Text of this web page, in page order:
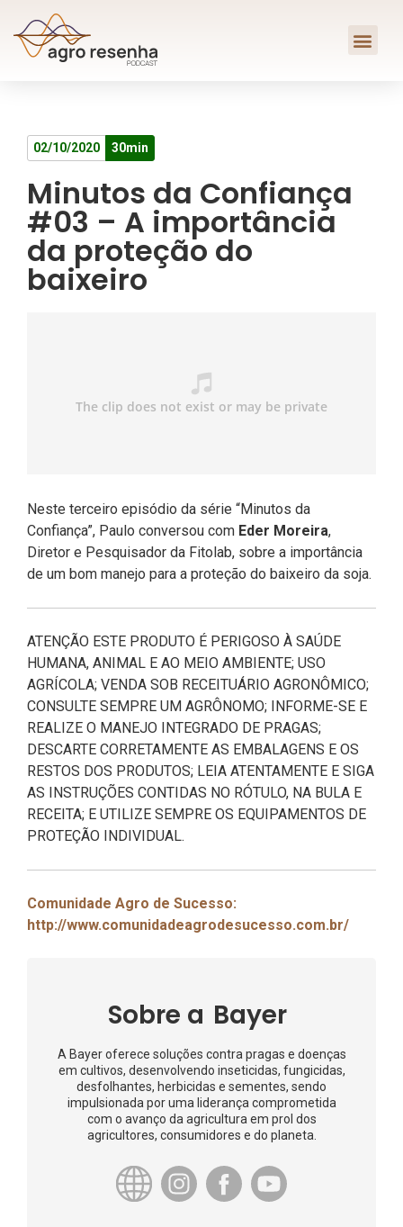
02/10/2020 30min
Minutos da Confiança
#03 – A importância
da proteção do
baixeiro
Neste terceiro episódio da série “Minutos da
Confiança”, Paulo conversou com Eder Moreira,
Diretor e Pesquisador da Fitolab, sobre a importância
de um bom manejo para a proteção do baixeiro da soja.
ATENÇÃO ESTE PRODUTO É PERIGOSO À SAÚDE
HUMANA, ANIMAL E AO MEIO AMBIENTE; USO
AGRÍCOLA; VENDA SOB RECEITUÁRIO AGRONÔMICO;
CONSULTE SEMPRE UM AGRÔNOMO; INFORME-SE E
REALIZE O MANEJO INTEGRADO DE PRAGAS;
DESCARTE CORRETAMENTE AS EMBALAGENS E OS
RESTOS DOS PRODUTOS; LEIA ATENTAMENTE E SIGA
AS INSTRUÇÕES CONTIDAS NO RÓTULO, NA BULA E
RECEITA; E UTILIZE SEMPRE OS EQUIPAMENTOS DE
PROTEÇÃO INDIVIDUAL.
Comunidade Agro de Sucesso:
http://www.comunidadeagrodesucesso.com.br/
Sobre a Bayer
A Bayer oferece soluções contra pragas e doenças
em cultivos, desenvolvendo inseticidas, fungicidas,
desfolhantes, herbicidas e sementes, sendo
impulsionada por uma liderança comprometida
com o avanço da agricultura em prol dos
agricultores, consumidores e do planeta.